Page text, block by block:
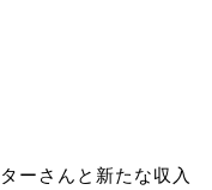
ーさんと新たな収入